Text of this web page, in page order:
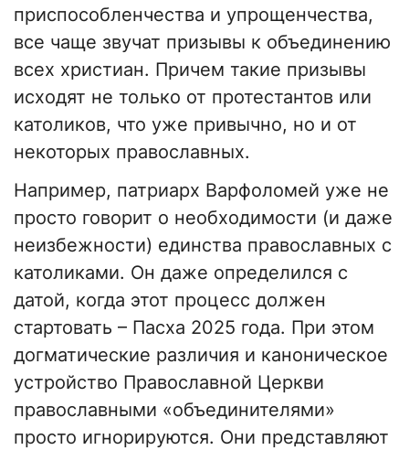
приспособленчества и упрощенчества,
все чаще звучат призывы к объединению
всех христиан. Причем такие призывы
исходят не только от протестантов или
католиков, что уже привычно, но и от
некоторых православных.
Например, патриарх Варфоломей уже не
просто говорит о необходимости (и даже
неизбежности) единства православных с
католиками. Он даже определился с
датой, когда этот процесс должен
стартовать – Пасха 2025 года. При этом
догматические различия и каноническое
устройство Православной Церкви
православными «объединителями»
просто игнорируются. Они представляют